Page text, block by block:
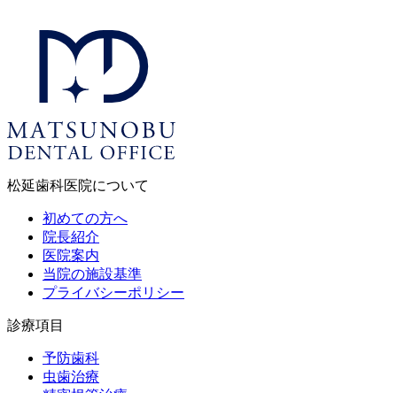
松延歯科医院について
初めての方へ
院長紹介
医院案内
当院の施設基準
プライバシーポリシー
診療項目
予防歯科
虫歯治療